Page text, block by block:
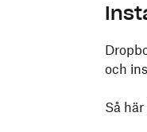
och
Så